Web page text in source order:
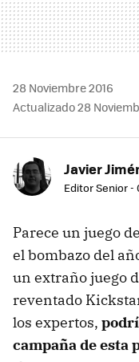
28 Noviembre 2016
Actualizado 28
Javier
Editor Senior -
Parece un juego
el bombazo del
un extraño juego
reventado
los expertos,
campaña de esta